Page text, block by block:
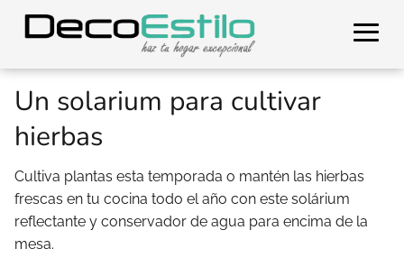
Un solarium para cultivar
hierbas
Cultiva plantas esta temporada o mantén las hierbas
frescas en tu cocina todo el año con este solárium
reflectante y conservador de agua para encima de la
mesa.